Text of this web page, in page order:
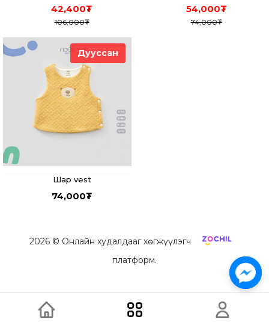
42,400₮
106,000₮
54,000₮
74,000₮
Дууссан
Шар vest
74,000₮
2026© Онлайн худалдааг хөгжүүлэгч
платформ.